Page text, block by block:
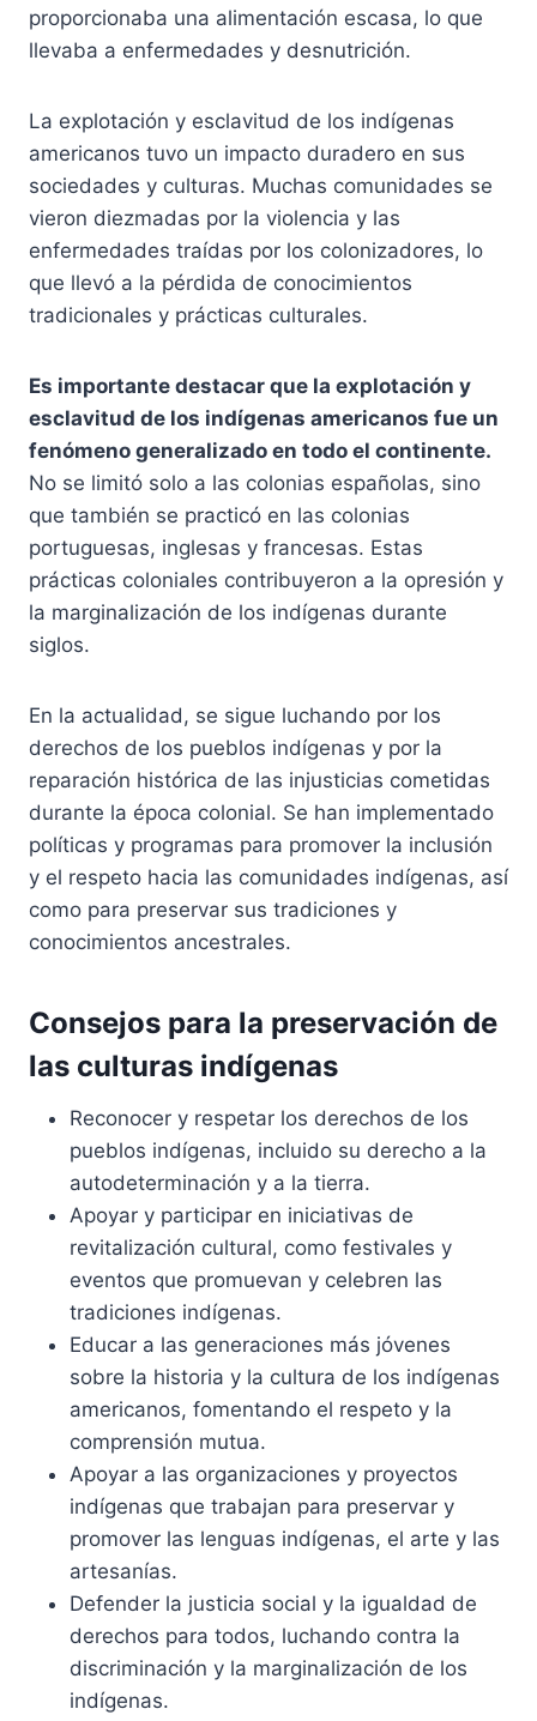
proporcionaba una alimentación escasa, lo que
llevaba a enfermedades y desnutrición.
La explotación y esclavitud de los indígenas
americanos tuvo un impacto duradero en sus
sociedades y culturas. Muchas comunidades se
vieron diezmadas por la violencia y las
enfermedades traídas por los colonizadores, lo
que llevó a la pérdida de conocimientos
tradicionales y prácticas culturales.
Es importante destacar que la explotación y
esclavitud de los indígenas americanos fue un
fenómeno generalizado en todo el continente.
No se limitó solo a las colonias españolas, sino
que también se practicó en las colonias
portuguesas, inglesas y francesas. Estas
prácticas coloniales contribuyeron a la opresión y
la marginalización de los indígenas durante
siglos.
En la actualidad, se sigue luchando por los
derechos de los pueblos indígenas y por la
reparación histórica de las injusticias cometidas
durante la época colonial. Se han implementado
políticas y programas para promover la inclusión
y el respeto hacia las comunidades indígenas, así
como para preservar sus tradiciones y
conocimientos ancestrales.
Consejos para la preservación de
las culturas indígenas
Reconocer y respetar los derechos de los
pueblos indígenas, incluido su derecho a la
autodeterminación y a la tierra.
Apoyar y participar en iniciativas de
revitalización cultural, como festivales y
eventos que promuevan y celebren las
tradiciones indígenas.
Educar a las generaciones más jóvenes
sobre la historia y la cultura de los indígenas
americanos, fomentando el respeto y la
comprensión mutua.
Apoyar a las organizaciones y proyectos
indígenas que trabajan para preservar y
promover las lenguas indígenas, el arte y las
artesanías.
Defender la justicia social y la igualdad de
derechos para todos, luchando contra la
discriminación y la marginalización de los
indígenas.